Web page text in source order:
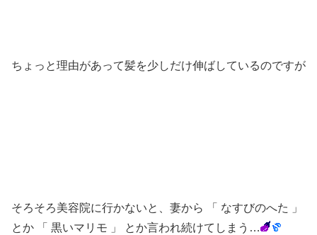
ちょっと理由があって髪を少しだけ伸ばしているのですが
そろそろ美容院に行かないと、妻から 「 なすびのへた 」
とか 「 黒いマリモ 」 とか言われ続けてしまう…